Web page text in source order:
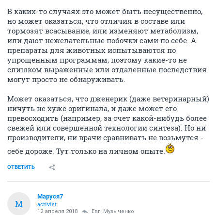
В каких-то случаях это может быть несущественно,
но может оказаться, что отличия в составе или
тормозят всасывание, или изменяют метаболизм,
или дают нежелательные побочки сами по себе. А
препараты для животных испытываются по
упрощенным программам, поэтому какие-то не
слишком выраженные или отдаленные последствия
могут просто не обнаруживать.
Может оказаться, что дженерик (даже ветеринарный)
ничуть не хуже оригинала, и даже может его
превосходить (например, за счет какой-нибудь более
свежей или совершенной технологии синтеза). Но ни
производители, ни врачи сравнивать не возьмутся -
себе дороже. Тут только на личном опыте.
ОТВЕТИТЬ
М
Маруся7
activist
12 апреля 2018 Евг. Музыченко